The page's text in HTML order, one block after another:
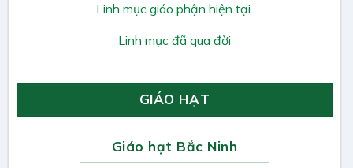
Linh mục giáo phận hiện tại
Linh mục đã qua đời
GIÁO HẠT
Giáo hạt Bắc Ninh